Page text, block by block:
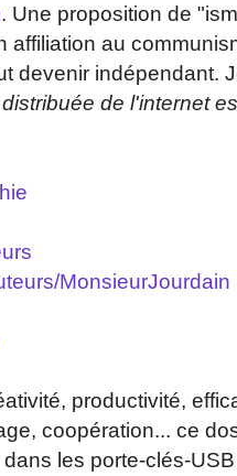
. Une proposition de
affiliation au
devenir indépendant.
de l'internet
MonsieurJourdain
productivité,
coopération... ce
les porte-clés-